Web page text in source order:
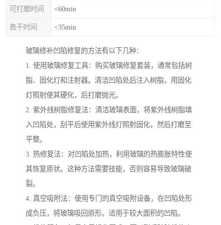
可打磨时间 <60min
表干时间 <35min
玻璃修补凹陷修复的方法有以下几种：
1. 使用玻璃修复工具：购买玻璃修复套装，通常包括树
脂、固化灯和注射器。清洁凹陷处后注入树脂，用固化
灯照射使其硬化，后打磨抛光。
2. 紫外线树脂修复法：清洁玻璃表面，将紫外线树脂填
入凹陷处，刮平后使用紫外线灯照射固化，然后打磨至
平整。
3. 热修复法：对凹陷处加热，利用玻璃的热膨胀特性使
其恢复原状。这种方法需要技能，否则容易导致玻璃破
裂。
4. 真空吸附法：使用专门的真空吸附设备，在凹陷处形
成负压，将玻璃吸回原形。适用于较大面积的凹陷。